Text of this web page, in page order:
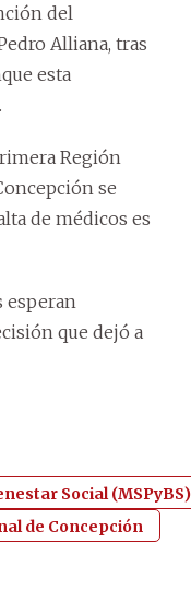
del
Alliana, tras
esta
Región
se
de médicos es
esperan
que dejó a
Social (MSPyBS)
de Concepción